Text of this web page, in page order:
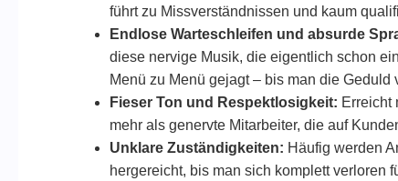
führt zu Missverständnissen und kaum
Endlose Warteschleifen und absurde
diese nervige Musik, die eigentlich schon
Menü zu Menü gejagt – bis man die Geduld
Fieser Ton und Respektlosigkeit: Erreicht
mehr als genervte Mitarbeiter, die auf
Unklare Zuständigkeiten: Häufig werden
hergereicht, bis man sich komplett verloren